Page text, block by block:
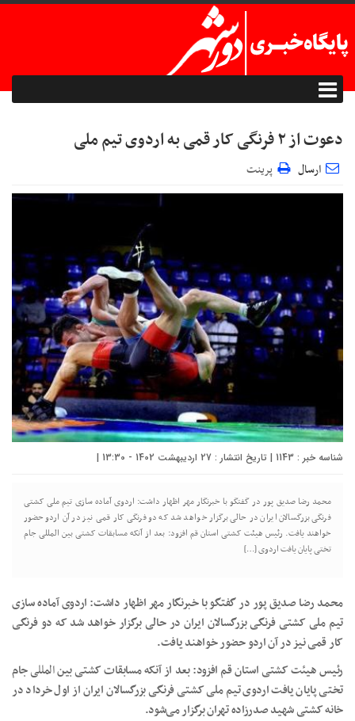
دعوت از ۲ فرنگی کار قمی به اردوی تیم ملی
ارسال پرینت
شناسه خبر : 1143 | تاریخ انتشار : 27 اردیبهشت 1402 - 13:30 |
محمد رضا صدیق پور در گفتگو با خبرنگار مهر اظهار داشت: اردوی آماده سازی تیم ملی کشتی
فرنگی بزرگسالان ایران در حالی برگزار خواهد شد که دو فرنگی کار قمی نیز در آن اردو حضور
خواهند یافت. رئیس هیئت کشتی استان قم افزود: بعد از آنکه مسابقات کشتی بین المللی جام
تختی پایان یافت اردوی […]
محمد رضا صدیق پور در گفتگو با خبرنگار مهر اظهار داشت: اردوی آماده سازی
تیم ملی کشتی فرنگی بزرگسالان ایران در حالی برگزار خواهد شد که دو فرنگی
کار قمی نیز در آن اردو حضور خواهند یافت.
رئیس هیئت کشتی استان قم افزود: بعد از آنکه مسابقات کشتی بینالمللیجام
تختی پایان یافت اردوی تیم ملی کشتی فرنگی بزرگسالان ایران از اول خرداد در
خانه کشتی شهید صدرزاده تهران برگزار می‌شود.